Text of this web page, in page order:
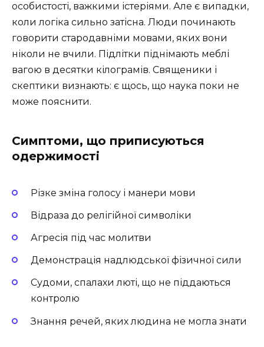
особистості, важкими істеріями. Але є випадки,
коли логіка сильно затісна. Люди починають
говорити стародавніми мовами, яких вони
ніколи не вчили. Підлітки піднімають меблі
вагою в десятки кілограмів. Священики і
скептики визнають: є щось, що наука поки не
може пояснити.
Симптоми, що приписуються
одержимості
Різке зміна голосу і манери мови
Відраза до релігійної символіки
Агресія під час молитви
Демонстрація надлюдської фізичної сили
Судоми, спалахи люті, що не піддаються
контролю
Знання речей, яких людина не могла знати